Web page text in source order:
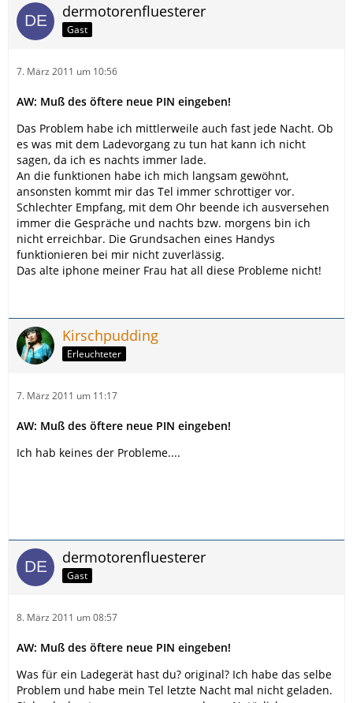
dermotorenfluesterer
Gast
7. März 2011 um 10:56
AW: Muß des öftere neue PIN eingeben!
Das Problem habe ich mittlerweile auch fast jede Nacht. Ob
es was mit dem Ladevorgang zu tun hat kann ich nicht
sagen, da ich es nachts immer lade.
An die funktionen habe ich mich langsam gewöhnt,
ansonsten kommt mir das Tel immer schrottiger vor.
Schlechter Empfang, mit dem Ohr beende ich ausversehen
immer die Gespräche und nachts bzw. morgens bin ich
nicht erreichbar. Die Grundsachen eines Handys
funktionieren bei mir nicht zuverlässig.
Das alte iphone meiner Frau hat all diese Probleme nicht!
Kirschpudding
Erleuchteter
7. März 2011 um 11:17
AW: Muß des öftere neue PIN eingeben!
Ich hab keines der Probleme....
dermotorenfluesterer
Gast
8. März 2011 um 08:57
AW: Muß des öftere neue PIN eingeben!
Was für ein Ladegerät hast du? original? Ich habe das selbe
Problem und habe mein Tel letzte Nacht mal nicht geladen.